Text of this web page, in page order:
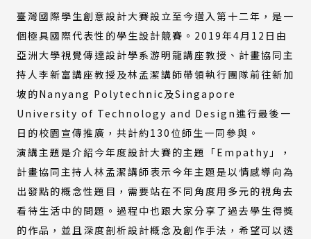
臺灣國際學生創意設計大賽設立至今邁入第十二年，是一
個極具國際代表性的學生設計競賽。2019年4月12日由
亞洲大學視覺傳達設計學系游明龍講座教授、計畫協同主
持人李新富講座教授及林孟潔講師帶領執行團隊前往新加
坡的Nanyang Polytechnic及Singapore
University of Technology and Design進行最後一
日的校園宣傳推廣，共計約130位師生一同參與。
演講主題是介紹今年度設計大賽的主題「Empathy」，
計畫協同主持人林孟潔講師表示今年主題是以情感導向為
出發點的概念性題目，需要站在不同角度用多元的視角去
看待生活中的問題。過程中也跟大家分享了過去學生得獎
的作品，並且深度剖析設計概念及創作手法，希望可以透